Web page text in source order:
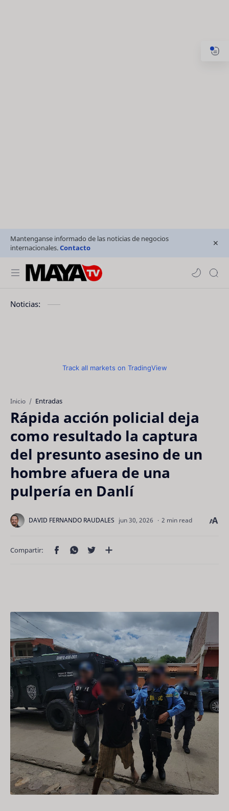
Mantenganse informado de las noticias de negocios
internacionales.Contacto
Noticias:
Track all markets on TradingView
Inicio Entradas
Rápida acción policial deja
como resultado la captura
del presunto asesino de un
hombre afuera de una
pulpería en Danlí
2 min read